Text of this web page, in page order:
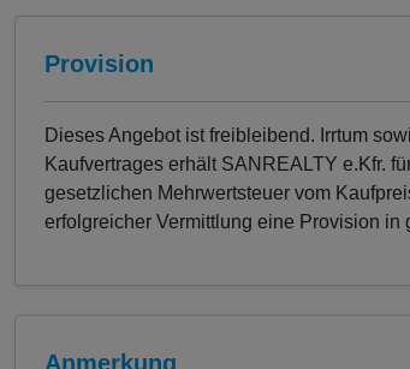
Provision
Dieses Angebot ist freibleibend. Irrtum
Kaufvertrages erhält SANREALTY e.Kfr.
gesetzlichen Mehrwertsteuer vom
erfolgreicher Vermittlung eine Provision in
Anmerkung